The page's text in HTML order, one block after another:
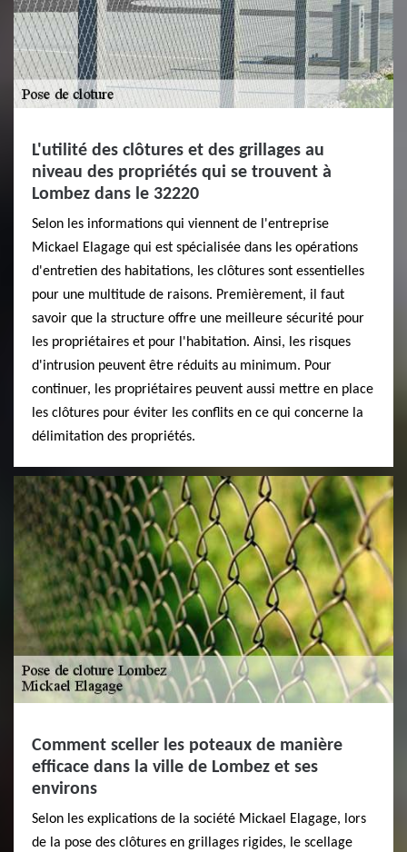
L'utilité des clôtures et des grillages au
niveau des propriétés qui se trouvent à
Lombez dans le 32220
Selon les informations qui viennent de l'entreprise
Mickael Elagage qui est spécialisée dans les opérations
d'entretien des habitations, les clôtures sont essentielles
pour une multitude de raisons. Premièrement, il faut
savoir que la structure offre une meilleure sécurité pour
les propriétaires et pour l'habitation. Ainsi, les risques
d'intrusion peuvent être réduits au minimum. Pour
continuer, les propriétaires peuvent aussi mettre en place
les clôtures pour éviter les conflits en ce qui concerne la
délimitation des propriétés.
Comment sceller les poteaux de manière
efficace dans la ville de Lombez et ses
environs
Selon les explications de la société Mickael Elagage, lors
de la pose des clôtures en grillages rigides, le scellage